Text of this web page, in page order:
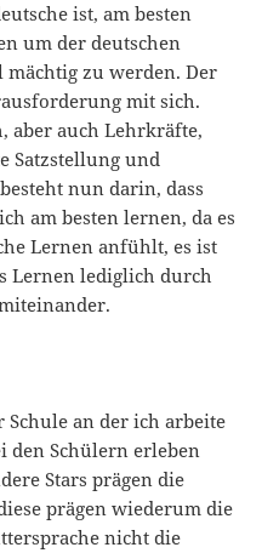
ist, am besten
um der deutschen
mächtig zu werden. Der
mit sich.
aber auch Lehrkräfte,
Satzstellung und
nun darin, dass
am besten lernen, da es
Lernen anfühlt, es ist
Lernen lediglich durch
Schule an der ich arbeite
den Schülern erleben
Stars prägen die
prägen wiederum die
nicht die